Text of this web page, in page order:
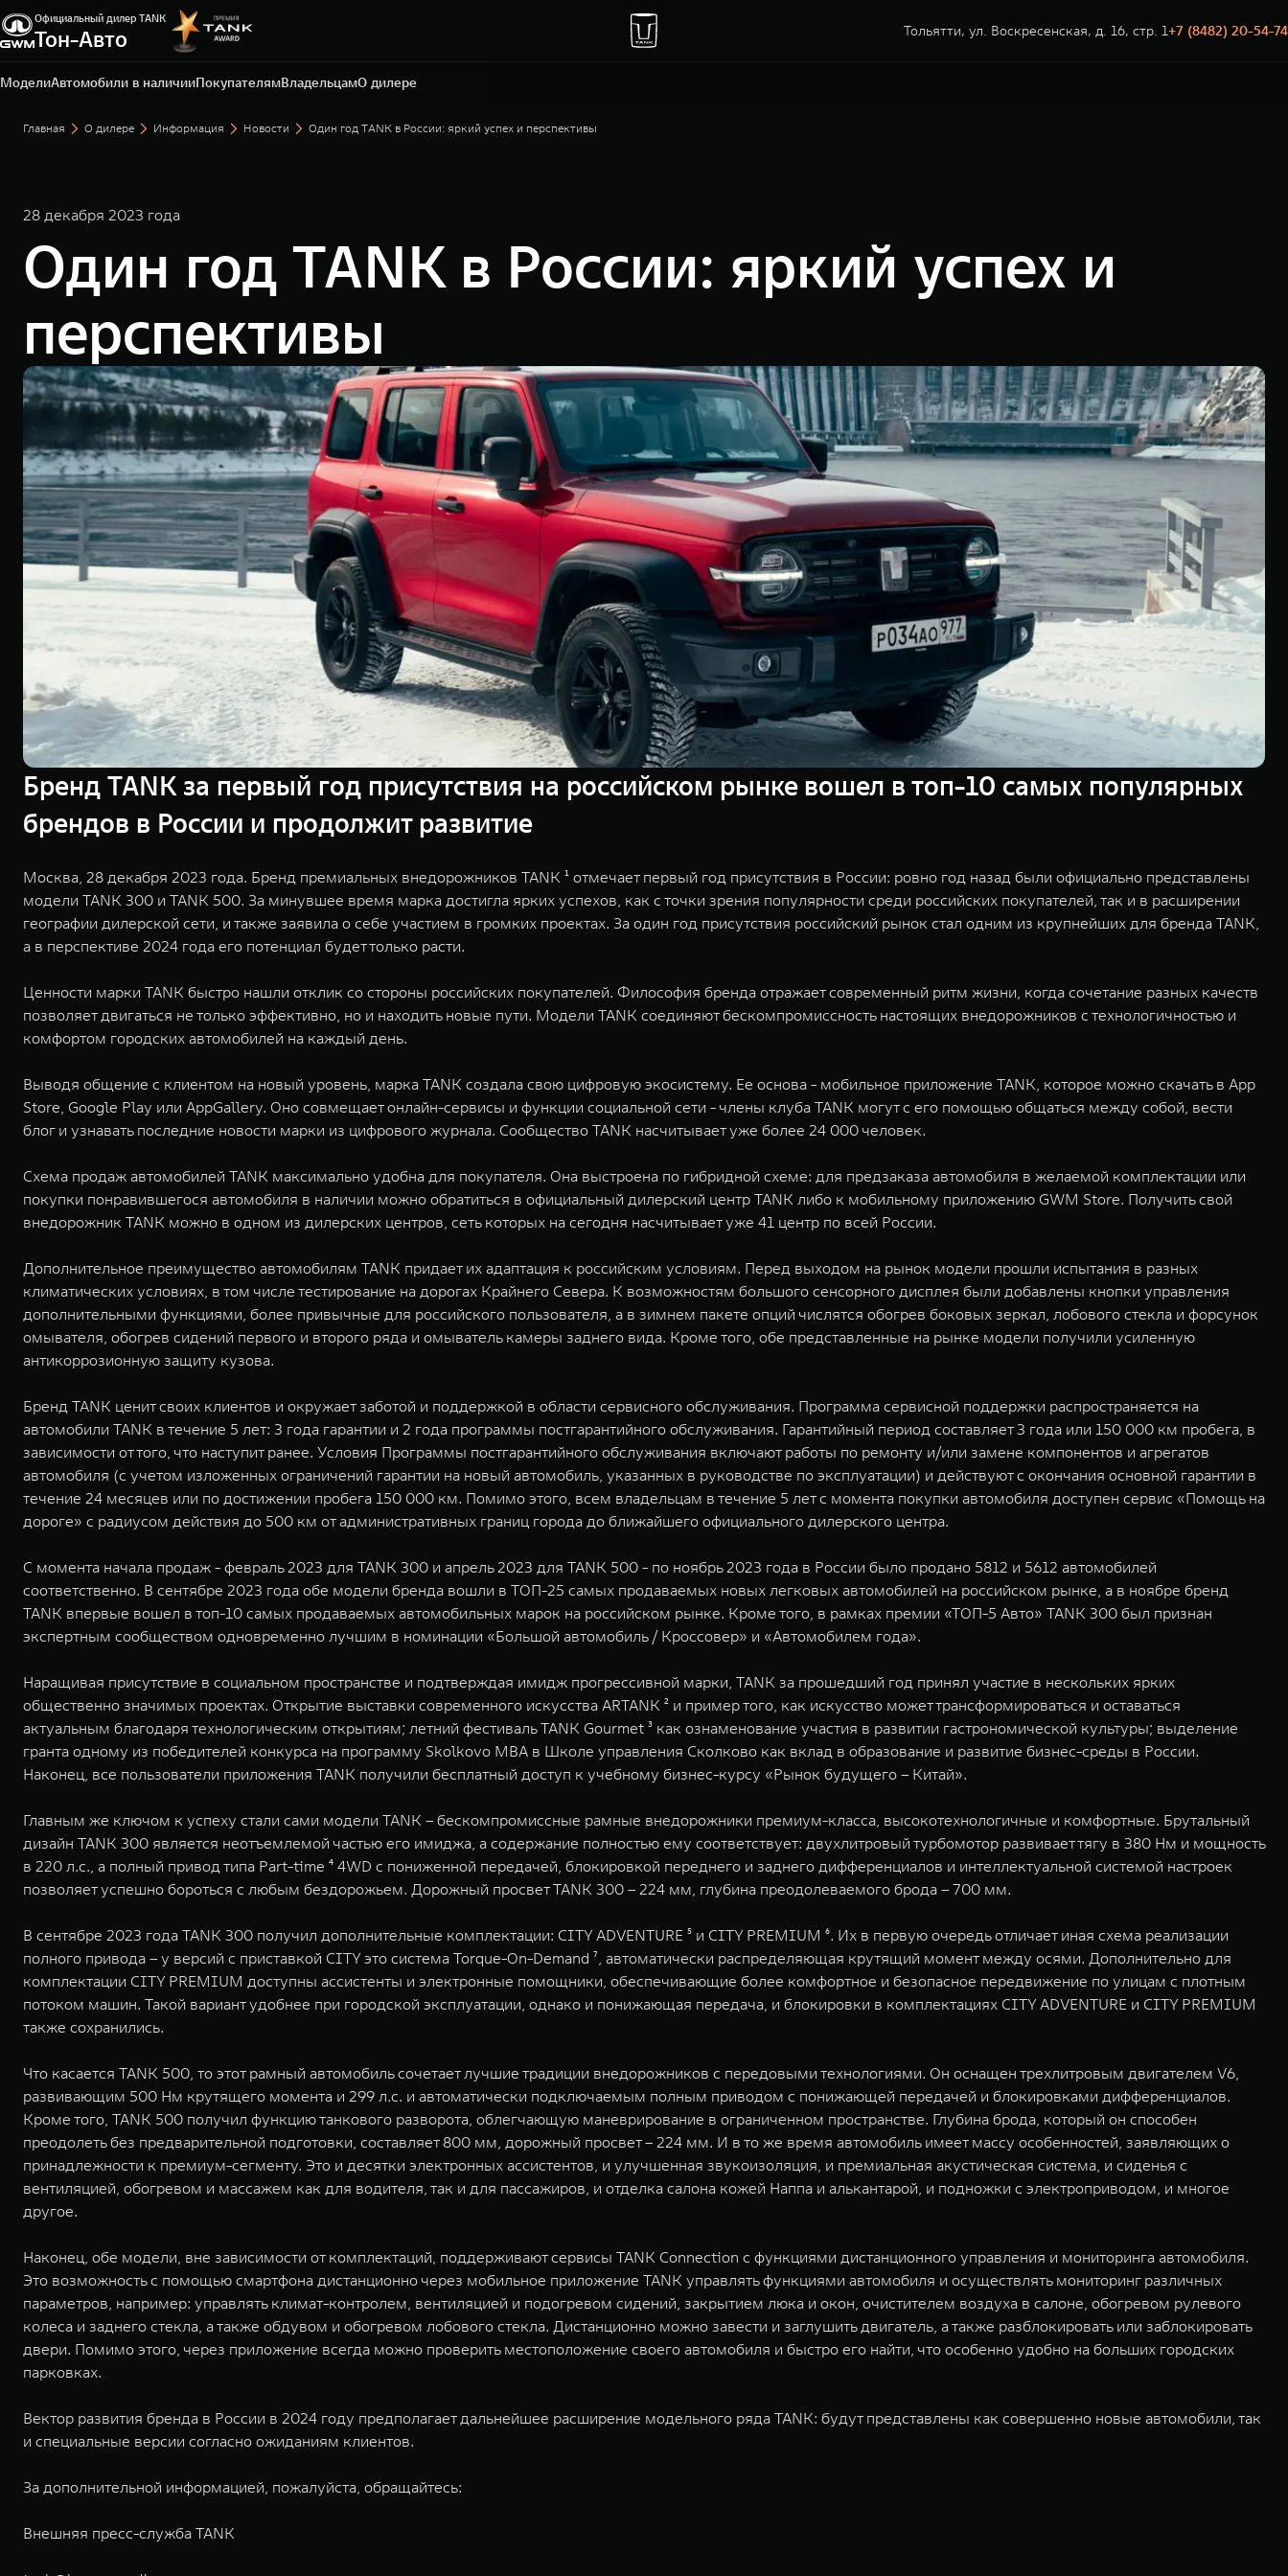
Официальный дилер TANK
Тон-Авто Тольятти, ул. Воскресенская, д. 16, стр. 1+7 (8482) 20-54-74
МоделиАвтомобили в наличииПокупателямВладельцамО дилере
Тольятти, ул. Воскресенская, д. 16, стр. 1
+7 (8482) 20-54-74
Главная О дилере Информация Новости Один год TANK в России: яркий успех и перспективы
28 декабря 2023 года
Один год TANK в России: яркий успех и
перспективы
Бренд TANK за первый год присутствия на российском рынке вошел в топ-10 самых популярных
брендов в России и продолжит развитие
Москва, 28 декабря 2023 года. Бренд премиальных внедорожников TANK ¹ отмечает первый год присутствия в России: ровно год назад были официально представлены
модели TANK 300 и TANK 500. За минувшее время марка достигла ярких успехов, как с точки зрения популярности среди российских покупателей, так и в расширении
географии дилерской сети, и также заявила о себе участием в громких проектах. За один год присутствия российский рынок стал одним из крупнейших для бренда TANK,
а в перспективе 2024 года его потенциал будет только расти.
Ценности марки TANK быстро нашли отклик со стороны российских покупателей. Философия бренда отражает современный ритм жизни, когда сочетание разных качеств
позволяет двигаться не только эффективно, но и находить новые пути. Модели TANK соединяют бескомпромиссность настоящих внедорожников с технологичностью и
комфортом городских автомобилей на каждый день.
Выводя общение с клиентом на новый уровень, марка TANK создала свою цифровую экосистему. Ее основа - мобильное приложение TANK, которое можно скачать в App
Store, Google Play или AppGallery. Оно совмещает онлайн-сервисы и функции социальной сети - члены клуба TANK могут с его помощью общаться между собой, вести
блог и узнавать последние новости марки из цифрового журнала. Cообщество TANK насчитывает уже более 24 000 человек.
Схема продаж автомобилей TANK максимально удобна для покупателя. Она выстроена по гибридной схеме: для предзаказа автомобиля в желаемой комплектации или
покупки понравившегося автомобиля в наличии можно обратиться в официальный дилерский центр TANK либо к мобильному приложению GWM Store. Получить свой
внедорожник TANK можно в одном из дилерских центров, сеть которых на сегодня насчитывает уже 41 центр по всей России.
Дополнительное преимущество автомобилям TANK придает их адаптация к российским условиям. Перед выходом на рынок модели прошли испытания в разных
климатических условиях, в том числе тестирование на дорогах Крайнего Севера. К возможностям большого сенсорного дисплея были добавлены кнопки управления
дополнительными функциями, более привычные для российского пользователя, а в зимнем пакете опций числятся обогрев боковых зеркал, лобового стекла и форсунок
омывателя, обогрев сидений первого и второго ряда и омыватель камеры заднего вида. Кроме того, обе представленные на рынке модели получили усиленную
антикоррозионную защиту кузова.
Бренд TANK ценит своих клиентов и окружает заботой и поддержкой в области сервисного обслуживания. Программа сервисной поддержки распространяется на
автомобили TANK в течение 5 лет: 3 года гарантии и 2 года программы постгарантийного обслуживания. Гарантийный период составляет 3 года или 150 000 км пробега, в
зависимости от того, что наступит ранее. Условия Программы постгарантийного обслуживания включают работы по ремонту и/или замене компонентов и агрегатов
автомобиля (с учетом изложенных ограничений гарантии на новый автомобиль, указанных в руководстве по эксплуатации) и действуют с окончания основной гарантии в
течение 24 месяцев или по достижении пробега 150 000 км. Помимо этого, всем владельцам в течение 5 лет с момента покупки автомобиля доступен сервис «Помощь на
дороге» с радиусом действия до 500 км от административных границ города до ближайшего официального дилерского центра.
С момента начала продаж - февраль 2023 для TANK 300 и апрель 2023 для TANK 500 - по ноябрь 2023 года в России было продано 5812 и 5612 автомобилей
соответственно. В сентябре 2023 года обе модели бренда вошли в ТОП-25 самых продаваемых новых легковых автомобилей на российском рынке, а в ноябре бренд
TANK впервые вошел в топ-10 самых продаваемых автомобильных марок на российском рынке. Кроме того, в рамках премии «ТОП-5 Авто» TANK 300 был признан
экспертным сообществом одновременно лучшим в номинации «Большой автомобиль / Кроссовер» и «Автомобилем года».
Наращивая присутствие в социальном пространстве и подтверждая имидж прогрессивной марки, TANK за прошедший год принял участие в нескольких ярких
общественно значимых проектах. Открытие выставки современного искусства ARTANK ² и пример того, как искусство может трансформироваться и оставаться
актуальным благодаря технологическим открытиям; летний фестиваль TANK Gourmet ³ как ознаменование участия в развитии гастрономической культуры; выделение
гранта одному из победителей конкурса на программу Skolkovo MBA в Школе управления Сколково как вклад в образование и развитие бизнес-среды в России.
Наконец, все пользователи приложения TANK получили бесплатный доступ к учебному бизнес-курсу «Рынок будущего – Китай».
Главным же ключом к успеху стали сами модели TANK – бескомпромиссные рамные внедорожники премиум-класса, высокотехнологичные и комфортные. Брутальный
дизайн TANK 300 является неотъемлемой частью его имиджа, а содержание полностью ему соответствует: двухлитровый турбомотор развивает тягу в 380 Нм и мощность
в 220 л.с., а полный привод типа Part-time ⁴ 4WD с пониженной передачей, блокировкой переднего и заднего дифференциалов и интеллектуальной системой настроек
позволяет успешно бороться с любым бездорожьем. Дорожный просвет TANK 300 – 224 мм, глубина преодолеваемого брода – 700 мм.
В сентябре 2023 года TANK 300 получил дополнительные комплектации: CITY ADVENTURE ⁵ и CITY PREMIUM ⁶. Их в первую очередь отличает иная схема реализации
полного привода – у версий с приставкой CITY это система Torque-On-Demand ⁷, автоматически распределяющая крутящий момент между осями. Дополнительно для
комплектации CITY PREMIUM доступны ассистенты и электронные помощники, обеспечивающие более комфортное и безопасное передвижение по улицам с плотным
потоком машин. Такой вариант удобнее при городской эксплуатации, однако и понижающая передача, и блокировки в комплектациях CITY ADVENTURE и CITY PREMIUM
также сохранились.
Что касается TANK 500, то этот рамный автомобиль сочетает лучшие традиции внедорожников с передовыми технологиями. Он оснащен трехлитровым двигателем V6,
развивающим 500 Нм крутящего момента и 299 л.с. и автоматически подключаемым полным приводом с понижающей передачей и блокировками дифференциалов.
Кроме того, TANK 500 получил функцию танкового разворота, облегчающую маневрирование в ограниченном пространстве. Глубина брода, который он способен
преодолеть без предварительной подготовки, составляет 800 мм, дорожный просвет – 224 мм. И в то же время автомобиль имеет массу особенностей, заявляющих о
принадлежности к премиум-сегменту. Это и десятки электронных ассистентов, и улучшенная звукоизоляция, и премиальная акустическая система, и сиденья с
вентиляцией, обогревом и массажем как для водителя, так и для пассажиров, и отделка салона кожей Наппа и алькантарой, и подножки с электроприводом, и многое
другое.
Наконец, обе модели, вне зависимости от комплектаций, поддерживают сервисы TANK Connection с функциями дистанционного управления и мониторинга автомобиля.
Это возможность с помощью смартфона дистанционно через мобильное приложение TANK управлять функциями автомобиля и осуществлять мониторинг различных
параметров, например: управлять климат-контролем, вентиляцией и подогревом сидений, закрытием люка и окон, очистителем воздуха в салоне, обогревом рулевого
колеса и заднего стекла, а также обдувом и обогревом лобового стекла. Дистанционно можно завести и заглушить двигатель, а также разблокировать или заблокировать
двери. Помимо этого, через приложение всегда можно проверить местоположение своего автомобиля и быстро его найти, что особенно удобно на больших городских
парковках.
Вектор развития бренда в России в 2024 году предполагает дальнейшее расширение модельного ряда TANK: будут представлены как совершенно новые автомобили, так
и специальные версии согласно ожиданиям клиентов.
За дополнительной информацией, пожалуйста, обращайтесь:
Внешняя пресс-служба TANK